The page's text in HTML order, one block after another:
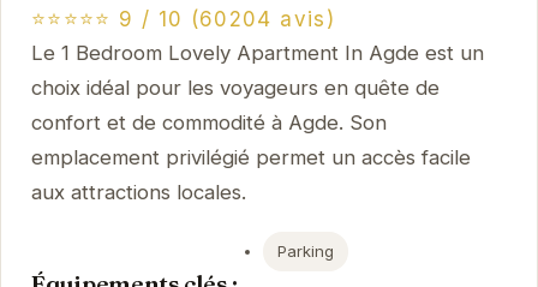
⭐⭐⭐⭐⭐ 9 / 10 (60204 avis)
Le 1 Bedroom Lovely Apartment In Agde est un
choix idéal pour les voyageurs en quête de
confort et de commodité à Agde. Son
emplacement privilégié permet un accès facile
aux attractions locales.
Parking